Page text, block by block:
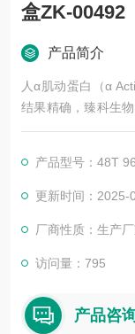
盒ZK-00492
产品简介
人α肌动蛋白（α
结果精确，臻科生
与发展，以其优质
良好的合作关系，
产品型号：48T
更新时间：2025-
厂商性质：生产
访问量：795
产品咨